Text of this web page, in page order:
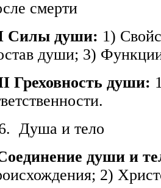
смерти
Силы души: 1)
души; 3)
Греховность души:
Душа и тело
души и
2)